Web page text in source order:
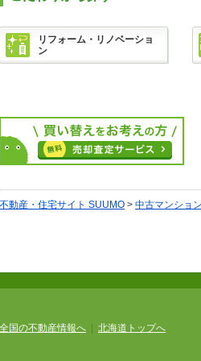
リフォーム・リノベーショ
ン
不動産・住宅サイト SUUMO > 中古マンショ
全国の不動産情報へ 北海道トップへ